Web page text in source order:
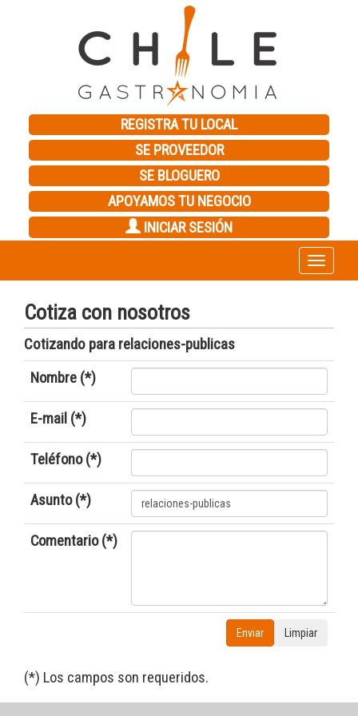
REGISTRA TU LOCAL
SE PROVEEDOR
SE BLOGUERO
APOYAMOS TU NEGOCIO
INICIAR SESIÓN
Toggle
navigation
Cotiza con nosotros
Cotizando para relaciones-publicas
Nombre (*)
E-mail (*)
Teléfono (*)
Asunto (*)
Comentario (*)
Limpiar
Enviar
(*) Los campos son requeridos.